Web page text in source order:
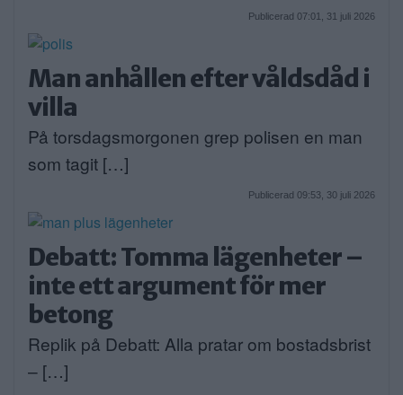
Publicerad 07:01, 31 juli 2026
Man anhållen efter våldsdåd i
villa
På torsdagsmorgonen grep polisen en man
som tagit […]
Publicerad 09:53, 30 juli 2026
Debatt: Tomma lägenheter –
inte ett argument för mer
betong
Replik på Debatt: Alla pratar om bostadsbrist
– […]